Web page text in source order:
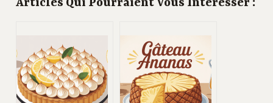
Articles Qui Pourraient Vous Intéresser :